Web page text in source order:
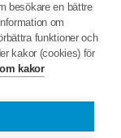
besökare en bättre
om
funktioner och
kakor (cookies) för
kakor